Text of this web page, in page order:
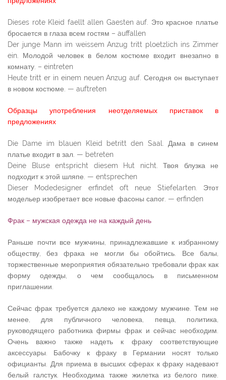
Dieses rote Kleid faellt allen Gaesten auf. Это красное платье
бросается в глаза всем гостям – auffallen
Der junge Mann im weissem Anzug tritt ploetzlich ins Zimmer
ein. Молодой человек в белом костюме входит внезапно в
комнату. – eintreten
Heute tritt er in einem neuen Anzug auf. Сегодня он выступает
в новом костюме. — auftreten
Образцы употребления неотделяемых приставок в
предложениях
Die Dame im blauen Kleid betritt den Saal. Дама в синем
платье входит в зал. — betreten
Deine Bluse entspricht diesem Hut nicht. Твоя блузка не
подходит к этой шляпе. — entsprechen
Dieser Modedesigner erfindet oft neue Stiefelarten. Этот
модельер изобретает все новые фасоны сапог. — erfinden
Фрак – мужская одежда не на каждый день
Раньше почти все мужчины, принадлежавшие к избранному
обществу, без фрака не могли бы обойтись. Все балы,
торжественные мероприятия обязательно требовали фрак как
форму одежды, о чем сообщалось в письменном
приглашении.
Сейчас фрак требуется далеко не каждому мужчине. Тем не
менее, для публичного человека, певца, политика,
руководящего работника фирмы фрак и сейчас необходим.
Очень важно также надеть к фраку соответствующие
аксессуары. Бабочку к фраку в Германии носят только
официанты. Для приема в высших сферах к фраку надевают
белый галстук. Необходима также жилетка из белого пике.